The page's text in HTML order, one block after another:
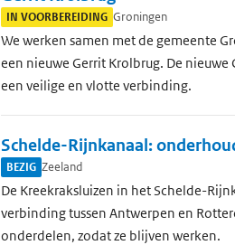
IN VOORBEREIDING Groningen
We werken samen met de gemeente
een nieuwe Gerrit Krolbrug. De nieuwe
een veilige en vlotte verbinding.
Schelde-Rijnkanaal:
BEZIG Zeeland
De Kreekraksluizen in het Schelde-
verbinding tussen Antwerpen en
onderdelen, zodat ze blijven werken.